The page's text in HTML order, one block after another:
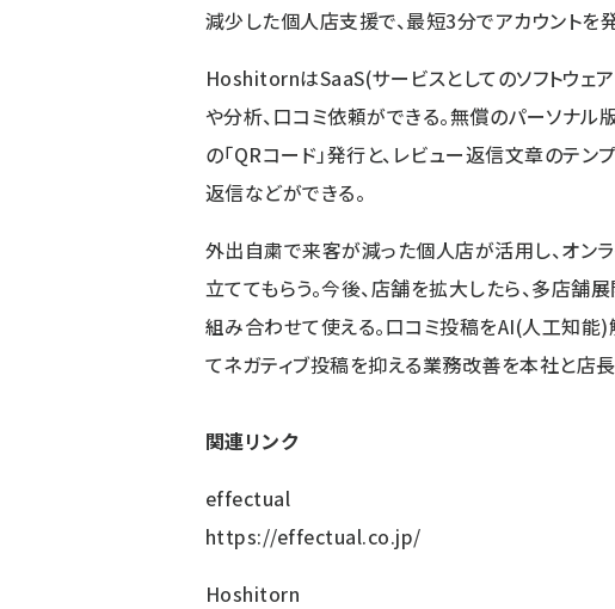
減少した個人店支援で、最短3分でアカウントを
HoshitornはSaaS(サービスとしてのソフトウェ
や分析、口コミ依頼ができる。無償のパーソナ
の「QRコード」発行と、レビュー返信文章のテ
返信などができる。
外出自粛で来客が減った個人店が活用し、オン
立ててもらう。今後、店舗を拡大したら、多店
組み合わせて使える。口コミ投稿をAI(人工知能
てネガティブ投稿を抑える業務改善を本社と店長
関連リンク
effectual
https://effectual.co.jp/
Hoshitorn